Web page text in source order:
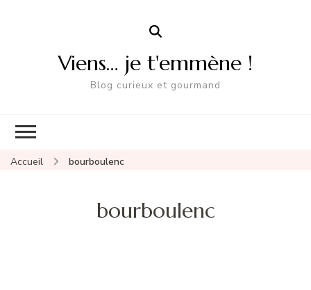
Viens… je t'emmène !
Blog curieux et gourmand
Accueil bourboulenc
bourboulenc